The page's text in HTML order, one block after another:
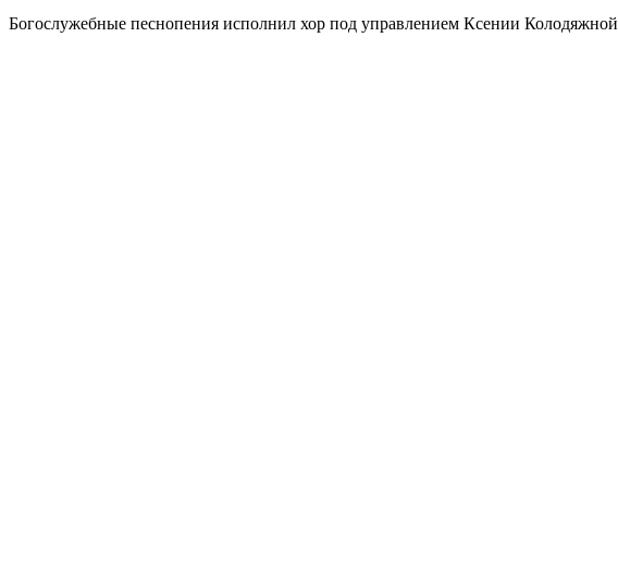
Богослужебные песнопения исполнил хор под управлением Ксении Колодяжной